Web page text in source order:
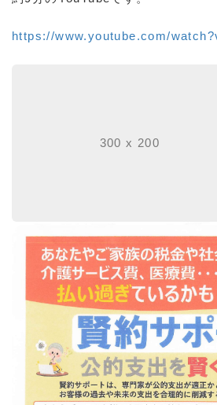
https://www.youtube.com/
300 x 200